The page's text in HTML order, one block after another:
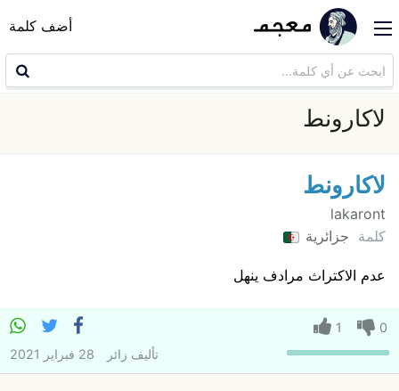
أضف كلمة
لاكارونط
لاكارونط
lakaront
كلمة جزائرية
عدم الاكتراث مرادف ينهل
0
1
تأليف زائر 28 فبراير 2021